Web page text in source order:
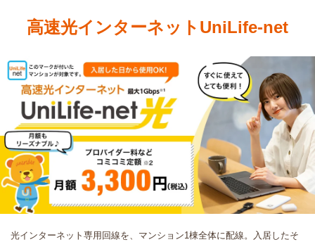
高速光インターネットUniLife-net
光インターネット専用回線を、マンション1棟全体に配線。入居したそ